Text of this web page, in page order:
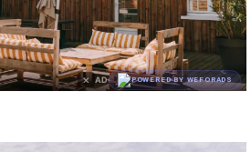
× AD POWERED BY WEFORADS